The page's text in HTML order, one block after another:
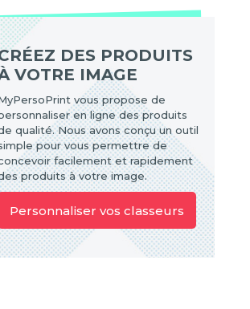
DES PRODUITS
VOTRE IMAGE
vous propose de
en ligne des produits
qualité. Nous avons conçu un outil
pour vous permettre de
facilement et rapidement
produits à votre image.
Personnaliser vos classeurs